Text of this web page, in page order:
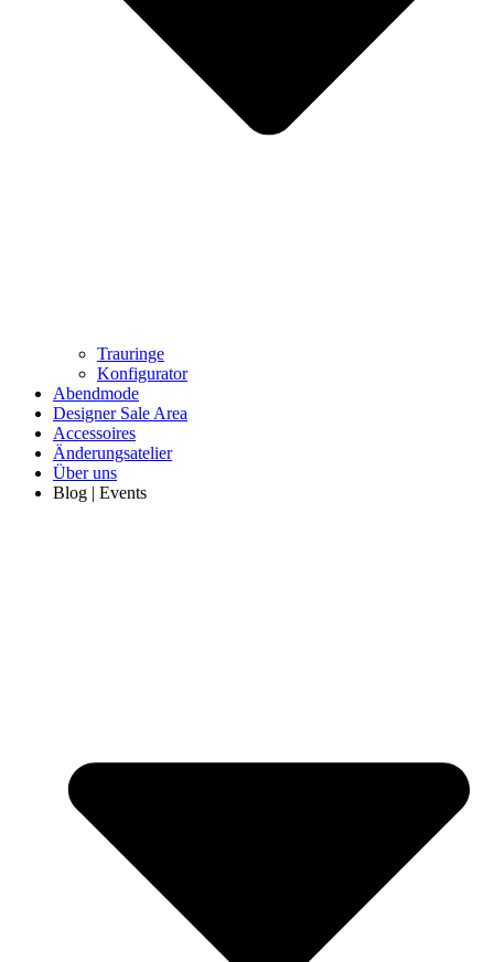
Trauringe
Konfigurator
Abendmode
Designer Sale Area
Accessoires
Änderungsatelier
Über uns
Blog | Events